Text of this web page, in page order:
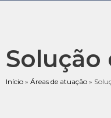
Início » Áreas de atuação »